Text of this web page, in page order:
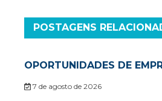
POSTAGENS
OPORTUNIDADES DE
7 de agosto de 2026